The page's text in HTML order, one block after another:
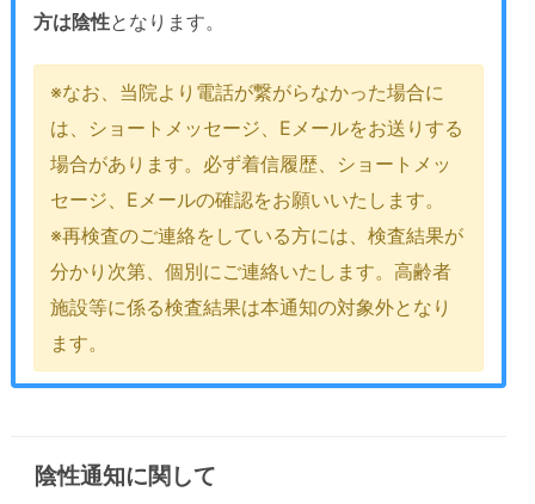
方は陰性となります。
※なお、当院より電話が繋がらなかった場合に
は、ショートメッセージ、Eメールをお送りする
場合があります。必ず着信履歴、ショートメッ
セージ、Eメールの確認をお願いいたします。
※再検査のご連絡をしている方には、検査結果が
分かり次第、個別にご連絡いたします。高齢者
施設等に係る検査結果は本通知の対象外となり
ます。
陰性通知に関して